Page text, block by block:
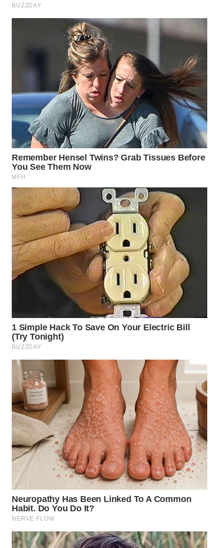
LANGKAT
SELATAN
LESUNG
WN
KARO
WN
SIMALUNGUN
WN
LABUHANBATU
TAPANULI
TENGAH
TEBING
TINGGI
WN
PAKPAK
WN
KARAWANG
WN
BEKASI
WN
BOGOR
WN
DEPOK
WN